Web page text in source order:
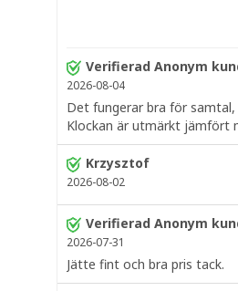
Verifierad Anonym
2026-08-04
Det fungerar bra för
Klockan är utmärkt jämfört
Krzysztof
2026-08-02
Verifierad Anonym
2026-07-31
Jätte fint och bra pris tack.